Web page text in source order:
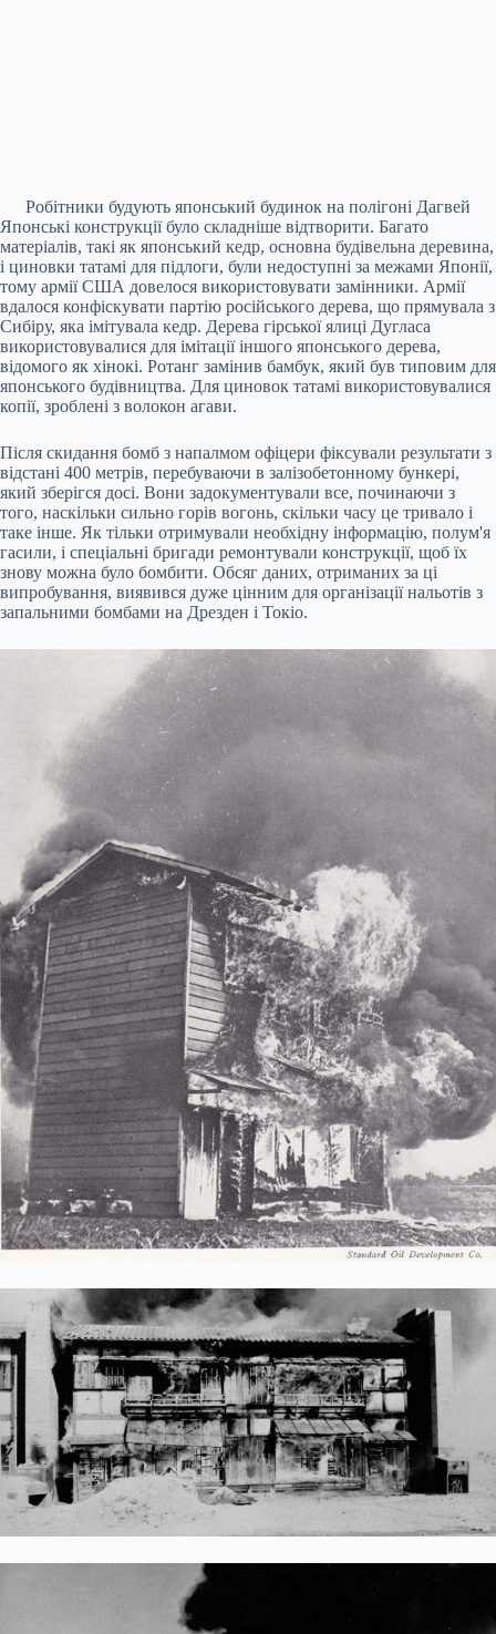
Робітники будують японський будинок на полігоні Дагвей
Японські конструкції було складніше відтворити. Багато
матеріалів, такі як японський кедр, основна будівельна деревина,
і циновки татамі для підлоги, були недоступні за межами Японії,
тому армії США довелося використовувати замінники. Армії
вдалося конфіскувати партію російського дерева, що прямувала з
Сибіру, ​​яка імітувала кедр. Дерева гірської ялиці Дугласа
використовувалися для імітації іншого японського дерева,
відомого як хінокі. Ротанг замінив бамбук, який був типовим для
японського будівництва. Для циновок татамі використовувалися
копії, зроблені з волокон агави.
Після скидання бомб з напалмом офіцери фіксували результати з
відстані 400 метрів, перебуваючи в залізобетонному бункері,
який зберігся досі. Вони задокументували все, починаючи з
того, наскільки сильно горів вогонь, скільки часу це тривало і
таке інше. Як тільки отримували необхідну інформацію, полум'я
гасили, і спеціальні бригади ремонтували конструкції, щоб їх
знову можна було бомбити. Обсяг даних, отриманих за ці
випробування, виявився дуже цінним для організації нальотів з
запальними бомбами на Дрезден і Токіо.